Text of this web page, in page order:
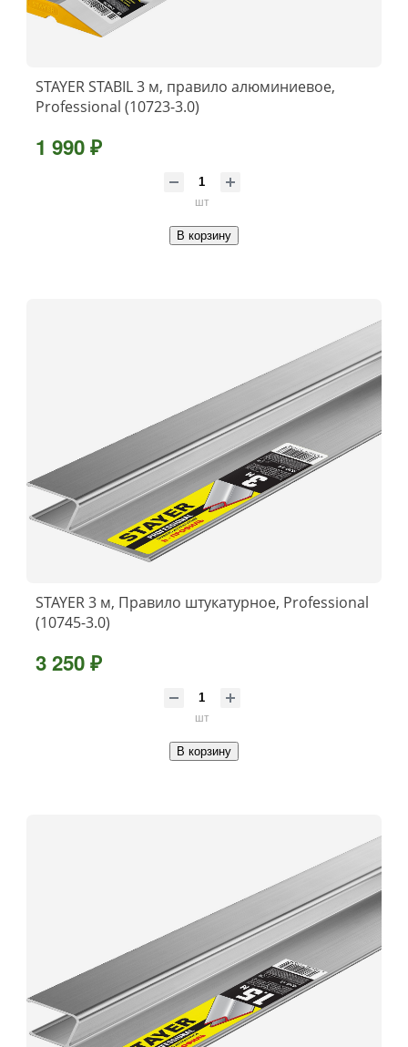
STAYER STABIL 3 м, правило алюминиевое,
Professional (10723-3.0)
1 990 ₽
шт
В корзину
STAYER 3 м, Правило штукатурное, Professional
(10745-3.0)
3 250 ₽
шт
В корзину